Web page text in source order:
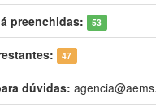
preenchidas: 53
47
dúvidas: